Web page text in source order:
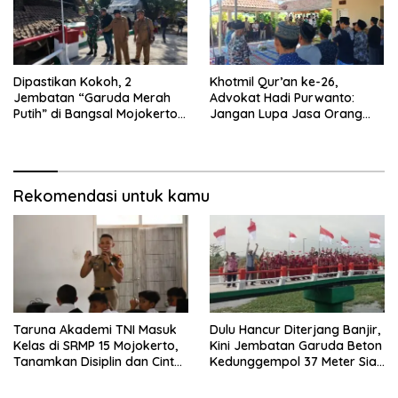
Dipastikan Kokoh, 2
Jembatan “Garuda Merah
Putih” di Bangsal Mojokerto
Khotmil Qur’an ke-26,
Advokat Hadi Purwanto:
Jangan Lupa Jasa Orang
Rekomendasi untuk kamu
Taruna Akademi TNI Masuk
Kelas di SRMP 15 Mojokerto,
Tanamkan Disiplin dan Cinta
Dulu Hancur Diterjang Banjir,
Kini Jembatan Garuda Beton
Kedunggempol 37 Meter Siap